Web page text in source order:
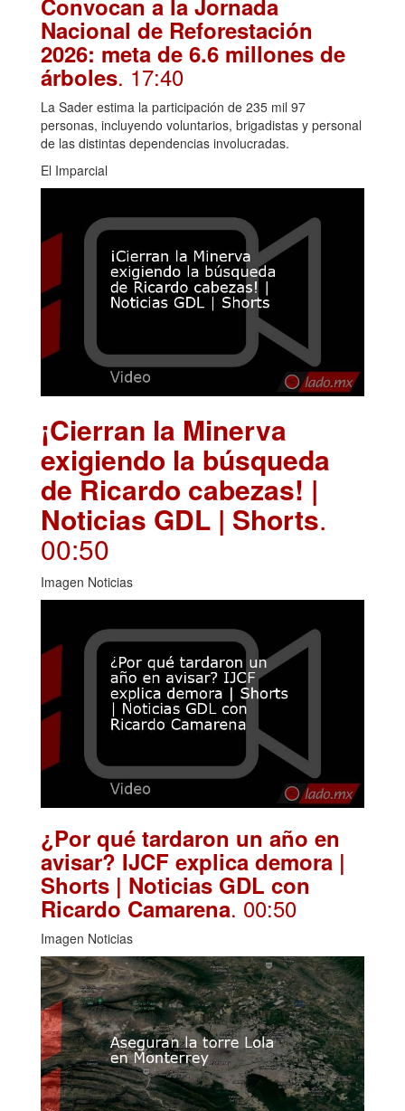
Nacional de Reforestación
2026: meta de 6.6 millones de
árboles. 17:40
La Sader estima la participación de 235 mil 97
personas, incluyendo voluntarios, brigadistas y personal
de las distintas dependencias involucradas.
El Imparcial
¡Cierran la Minerva
exigiendo la búsqueda
de Ricardo cabezas! |
Noticias GDL | Shorts.
00:50
Imagen Noticias
¿Por qué tardaron un año en
avisar? IJCF explica demora |
Shorts | Noticias GDL con
Ricardo Camarena. 00:50
Imagen Noticias